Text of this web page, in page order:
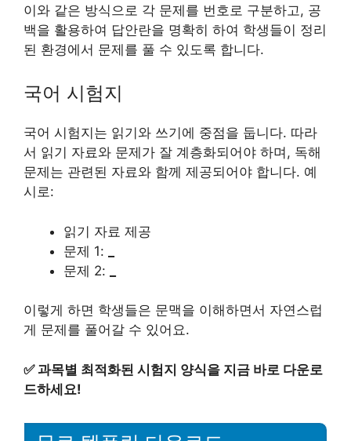
이와 같은 방식으로 각 문제를 번호로 구분하고, 공
백을 활용하여 답안란을 명확히 하여 학생들이 정리
된 환경에서 문제를 풀 수 있도록 합니다.
국어 시험지
국어 시험지는 읽기와 쓰기에 중점을 둡니다. 따라
서 읽기 자료와 문제가 잘 계층화되어야 하며, 독해
문제는 관련된 자료와 함께 제공되어야 합니다. 예
시로:
읽기 자료 제공
문제 1:
문제 2:
이렇게 하면 학생들은 문맥을 이해하면서 자연스럽
게 문제를 풀어갈 수 있어요.
✅과목별 최적화된 시험지 양식을 지금 바로 다운로
드하세요!